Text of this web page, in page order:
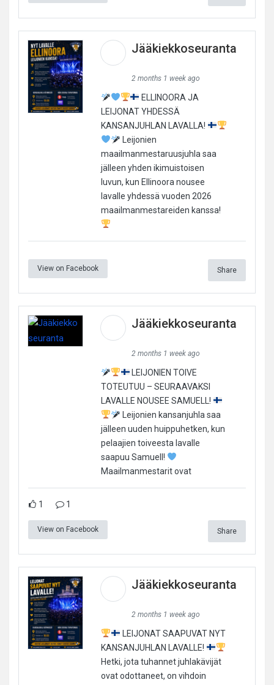
Jääkiekkoseuranta
2 months 1 week ago
ELLINOORA JA
LEIJONAT YHDESSÄ
KANSANJUHLAN LAVALLA!
Leijonien
maailmanmestaruusjuhla saa
jälleen yhden ikimuistoisen
luvun, kun Ellinoora nousee
lavalle yhdessä vuoden 2026
maailmanmestareiden kanssa!
View on Facebook Share
Jääkiekkoseuranta
2 months 1 week ago
LEIJONIEN TOIVE
TOTEUTUU – SEURAAVAKSI
LAVALLE NOUSEE SAMUELL!
Leijonien kansanjuhla saa
jälleen uuden huippuhetken, kun
pelaajien toiveesta lavalle
saapuu Samuell!
Maailmanmestarit ovat
1 1
View on Facebook Share
Jääkiekkoseuranta
2 months 1 week ago
LEIJONAT SAAPUVAT NYT
KANSANJUHLAN LAVALLE!
Hetki, jota tuhannet juhlakävijät
ovat odottaneet, on vihdoin